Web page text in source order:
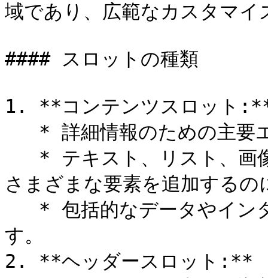
域であり、広範なカスタマ
#### スロットの種類
1. **コンテンツスロット
さまざまな要素を追加するの
す。
2. **ヘッダースロット:**